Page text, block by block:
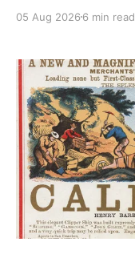
compte au bureau.
05 Aug 2026 6 min read